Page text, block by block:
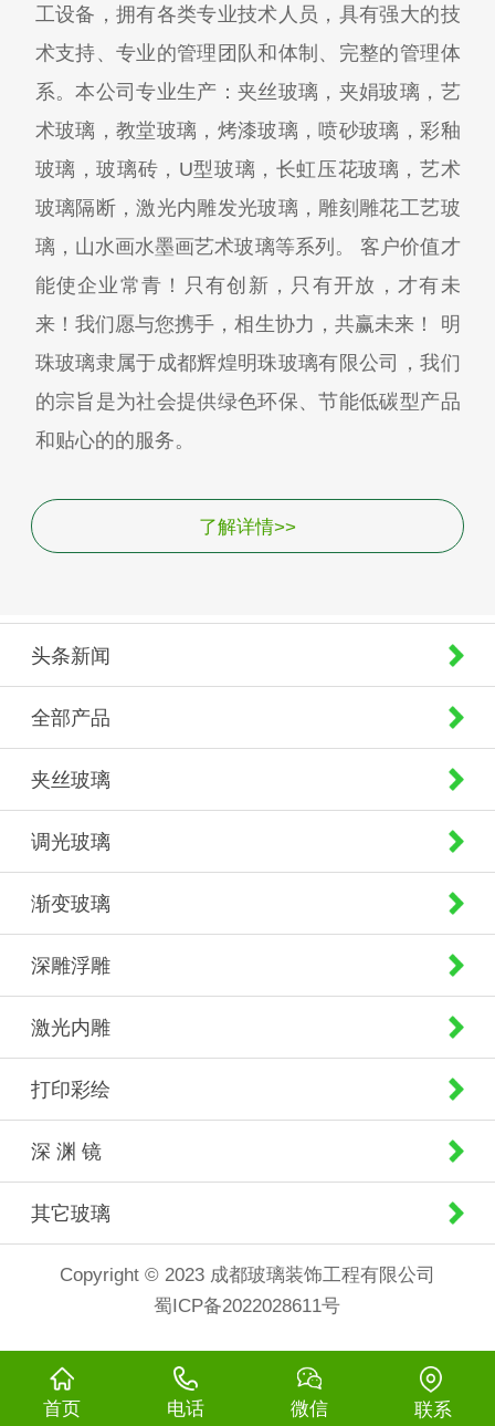
工设备，拥有各类专业技术人员，具有强大的技
术支持、专业的管理团队和体制、完整的管理体
系。本公司专业生产：夹丝玻璃，夹娟玻璃，艺
术玻璃，教堂玻璃，烤漆玻璃，喷砂玻璃，彩釉
玻璃，玻璃砖，U型玻璃，长虹压花玻璃，艺术
玻璃隔断，激光内雕发光玻璃，雕刻雕花工艺玻
璃，山水画水墨画艺术玻璃等系列。 客户价值才
能使企业常青！只有创新，只有开放，才有未
来！我们愿与您携手，相生协力，共赢未来！ 明
珠玻璃隶属于成都辉煌明珠玻璃有限公司，我们
的宗旨是为社会提供绿色环保、节能低碳型产品
和贴心的的服务。
了解详情>>
头条新闻
全部产品
夹丝玻璃
调光玻璃
渐变玻璃
深雕浮雕
激光内雕
打印彩绘
深 渊 镜
其它玻璃
Copyright © 2023 成都玻璃装饰工程有限公司
蜀ICP备2022028611号
首页 电话 微信 联系